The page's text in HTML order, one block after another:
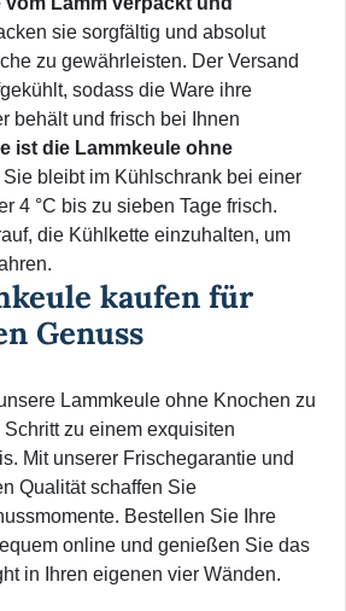
sie sorgfältig und absolut
zu gewährleisten. Der Versand
sodass die Ware ihre
behält und frisch bei Ihnen
ist die Lammkeule ohne
Sie bleibt im Kühlschrank bei einer
4 °C bis zu sieben Tage frisch.
die Kühlkette einzuhalten, um
kaufen für
Genuss
Lammkeule ohne Knochen zu
Schritt zu einem exquisiten
Mit unserer Frischegarantie und
Qualität schaffen Sie
Bestellen Sie Ihre
online und genießen Sie das
in Ihren eigenen vier Wänden.